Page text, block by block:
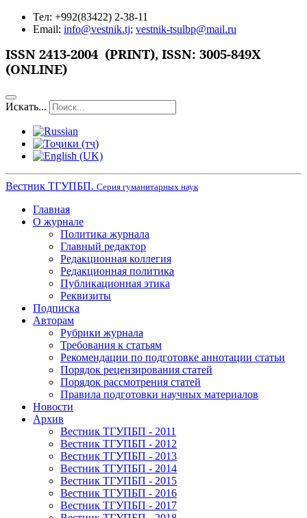
Тел: +992(83422) 2-38-11
Email: info@vestnik.tj; vestnik-tsulbp@mail.ru
ISSN 2413-2004 (PRINT), ISSN: 3005-849X
(ONLINE)
Искать...
Вестник ТГУПБП. Серия гуманитарных наук
Главная
О журнале
Политика журнала
Главный редактор
Редакционная коллегия
Редакционная политика
Публикационная этика
Реквизиты
Подписка
Авторам
Рубрики журнала
Требования к статьям
Рекомендации по подготовке аннотации статьи
Порядок рецензирования статей
Порядок рассмотрения статей
Правила подготовки научных материалов
Новости
Архив
Вестник ТГУПБП - 2011
Вестник ТГУПБП - 2012
Вестник ТГУПБП - 2013
Вестник ТГУПБП - 2014
Вестник ТГУПБП - 2015
Вестник ТГУПБП - 2016
Вестник ТГУПБП - 2017